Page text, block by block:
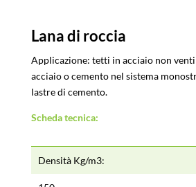
Lana di roccia
Applicazione: tetti in acciaio non
acciaio o cemento nel sistema
lastre di cemento.
Scheda tecnica:
Densità Kg/m3: